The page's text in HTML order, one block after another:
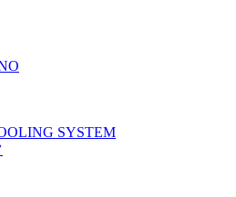
SYSTEM